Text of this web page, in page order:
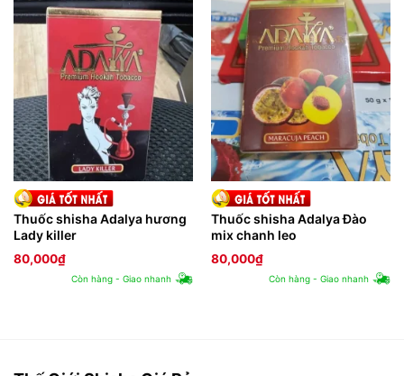
Thuốc shisha Adalya hương
Lady killer
80,000₫
Còn hàng - Giao nhanh
Thuốc shisha Adalya Đào
mix chanh leo
80,000₫
Còn hàng - Giao nhanh